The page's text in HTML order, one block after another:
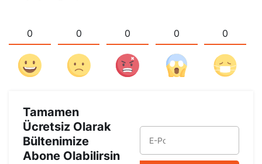
0 0 0 0 0
Tamamen
Ücretsiz Olarak
Bültenimize
Abone Olabilirsin